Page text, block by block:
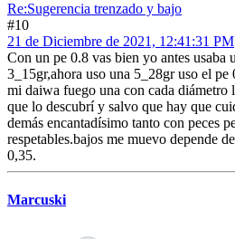
Re:Sugerencia trenzado y bajo
#10
21 de Diciembre de 2021, 12:41:31 PM
Con un pe 0.8 vas bien yo antes usaba
3_15gr,ahora uso una 5_28gr uso el
mi daiwa fuego una con cada diámetro
que lo descubrí y salvo que hay que
demás encantadísimo tanto con peces
respetables.bajos me muevo depende
0,35.
Marcuski